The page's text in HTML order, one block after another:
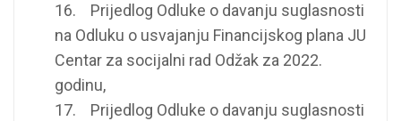
16. Prijedlog Odluke o davanju suglasnosti
na Odluku o usvajanju Financijskog plana JU
Centar za socijalni rad Odžak za 2022.
godinu,
17. Prijedlog Odluke o davanju suglasnosti